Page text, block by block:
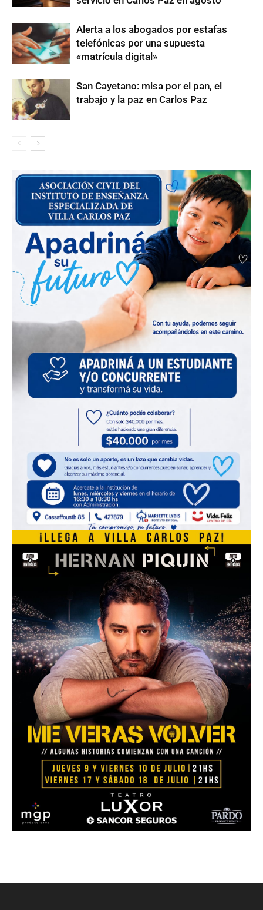
Alerta a los abogados por estafas
telefónicas por una supuesta
«matrícula digital»
San Cayetano: misa por el pan, el
trabajo y la paz en Carlos Paz